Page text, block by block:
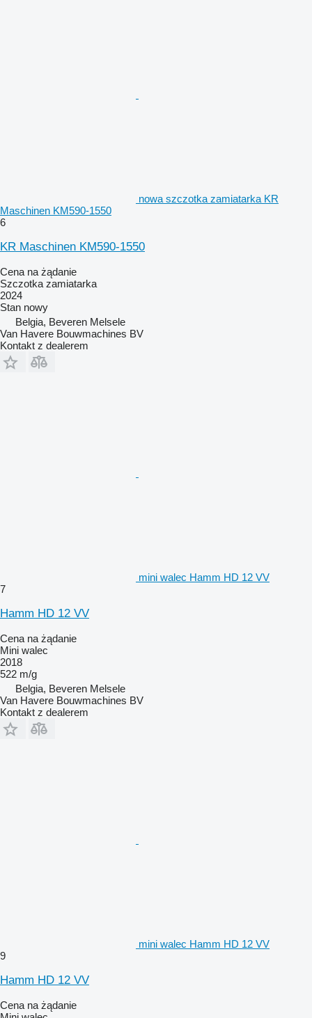
nowa szczotka zamiatarka KR
Maschinen KM590-1550
6
KR Maschinen KM590-1550
Cena na żądanie
Szczotka zamiatarka
2024
Stan nowy
Belgia, Beveren Melsele
Van Havere Bouwmachines BV
Kontakt z dealerem
mini walec Hamm HD 12 VV
7
Hamm HD 12 VV
Cena na żądanie
Mini walec
2018
522 m/g
Belgia, Beveren Melsele
Van Havere Bouwmachines BV
Kontakt z dealerem
mini walec Hamm HD 12 VV
9
Hamm HD 12 VV
Cena na żądanie